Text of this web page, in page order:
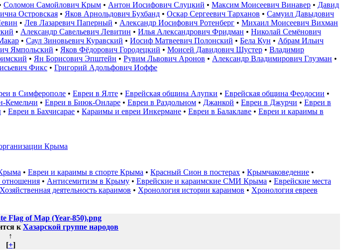
Соломон Самойлович Крым • Антон Иосифович Слуцкий • Максим Моисеевич Винавер • Давид
Островская • Яков Арнольдович Бухбанд • Оскар Сергеевич Тарханов • Самуил Давыдович
• Лев Лазаревич Паперный • Александр Иосифович Ротенберг • Михаил Моисеевич Вихман
• Александр Савельевич Левитин • Илья Александрович Фридман • Николай Семёнович
• Саул Зиновьевич Куравский • Иосиф Матвеевич Полонский • Бела Кун • Абрам Ильич
Ямпольский • Яков Фёдорович Городецкий • Моисей Давидович Шустер • Владимир
• Ян Борисович Эпштейн • Рувим Львович Аронов • Александр Владимирович Глузман •
Фикс • Григорий Адольфович Иоффе
в Симферополе • Евреи в Ялте • Еврейская община Алупки • Еврейская община Феодосии •
Кемельчи • Евреи в Биюк-Онларе • Евреи в Раздольном • Джанкой • Евреи в Джурчи • Евреи в
• Евреи в Бахчисарае • Караимы и евреи Инкермане • Евреи в Балаклаве • Евреи и караимы в
Крыма
• Евреи и караимы в спорте Крыма • Красный Сион в постерах • Крымчаковедение •
отношения • Антисемитизм в Крыму • Еврейские и караимские СМИ Крыма • Еврейские места
Хозяйственная деятельность караимов • Хронология истории караимов • Хронология евреев
Flag of Map (Year-850).png
к Хазарской группе народов
↑
[+]